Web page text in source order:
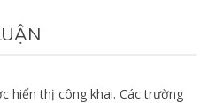
hiển thị công khai. Các trường